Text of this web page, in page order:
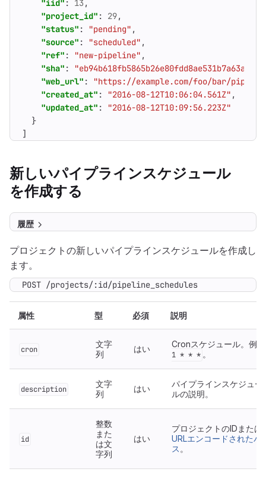
"iid" : 13 ,
"project_id" : 29,
"status" : "pending" ,
"source" : "scheduled" ,
"ref" : "new-pipeline" ,
"sha" :
"web_url" :
"https://example.com/foo/bar/
"created_at" : "2016-08-12T10:06:04.561Z" ,
"updated_at" :
"2016-08-12T10:09:56.223Z"
}
]
新しいパイプラインスケジュール
を作成する
履歴
プロジェクトの新しいパイプラインスケジュールを作成し
ます。
POST /projects/:id/pipeline_schedules
属性 型 必須 説明
cron
文字
列
はい Cronスケジュール。例:
1 * * * 。
description
文字
列
はい
パイプラインスケジュー
ルの説明。
id
整数
また
は文
字列
はい
プロジェクトのIDまたは
URLエンコードされたパ
ス 。